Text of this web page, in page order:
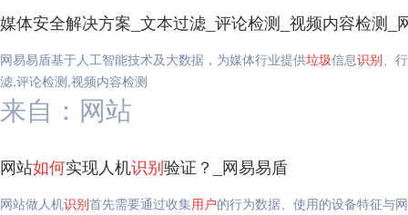
媒体安全解决方案_文本过滤_评论检测_视频内容检测_
网易易盾基于人工智能技术及大数据，为媒体行业提供垃圾信息识别、
滤,评论检测,视频内容检测
来自：网站
网站如何实现人机识别验证？_网易易盾
网站做人机识别首先需要通过收集用户的行为数据、使用的设备特征与